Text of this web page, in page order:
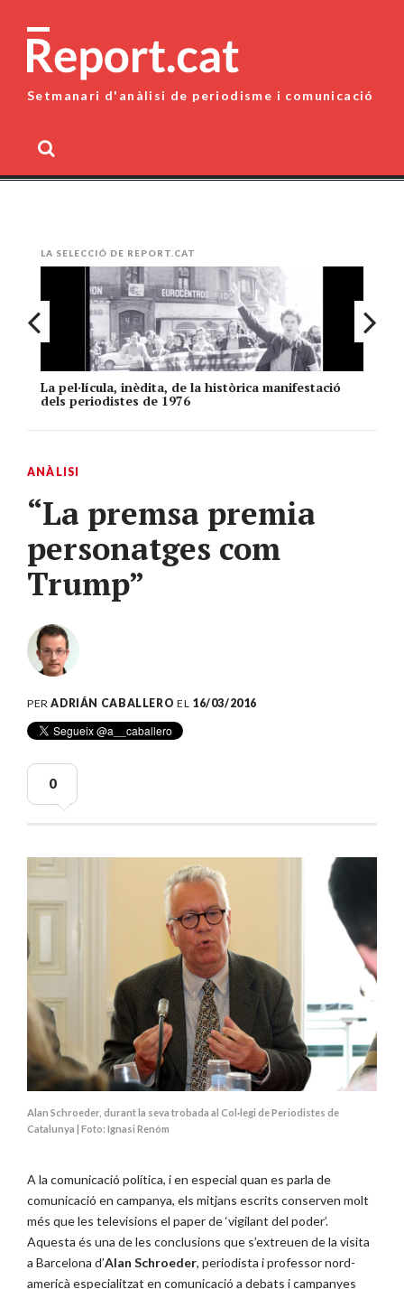
content
Setmanari d'anàlisi de periodisme i comunicació
LA SELECCIÓ DE REPORT.CAT
La pel·lícula, inèdita, de la històrica manifestació
dels periodistes de 1976
ANÀLISI
“La premsa premia
personatges com
Trump”
PERADRIÁN CABALLERO EL 16/03/2016
0
Alan Schroeder, durant la seva trobada al Col·legi de Periodistes de
Catalunya | Foto: Ignasi Renóm
A la comunicació política, i en especial quan es parla de
comunicació en campanya, els mitjans escrits conserven molt
més que les televisions el paper de ‘vigilant del poder’.
Aquesta és una de les conclusions que s’extreuen de la visita
a Barcelona d’Alan Schroeder, periodista i professor nord-
americà especialitzat en comunicació a debats i campanyes